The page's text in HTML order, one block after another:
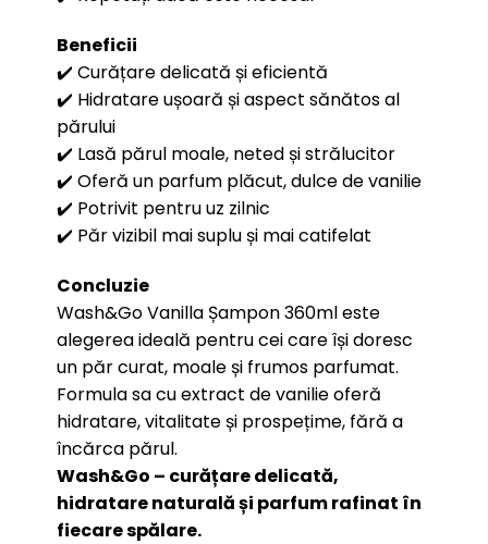
Beneficii
✔️ Curățare delicată și eficientă
✔️ Hidratare ușoară și aspect sănătos al
părului
✔️ Lasă părul moale, neted și strălucitor
✔️ Oferă un parfum plăcut, dulce de vanilie
✔️ Potrivit pentru uz zilnic
✔️ Păr vizibil mai suplu și mai catifelat
Concluzie
Wash&Go Vanilla Șampon 360ml este
alegerea ideală pentru cei care își doresc
un păr curat, moale și frumos parfumat.
Formula sa cu extract de vanilie oferă
hidratare, vitalitate și prospețime, fără a
încărca părul.
Wash&Go – curățare delicată,
hidratare naturală și parfum rafinat în
fiecare spălare.